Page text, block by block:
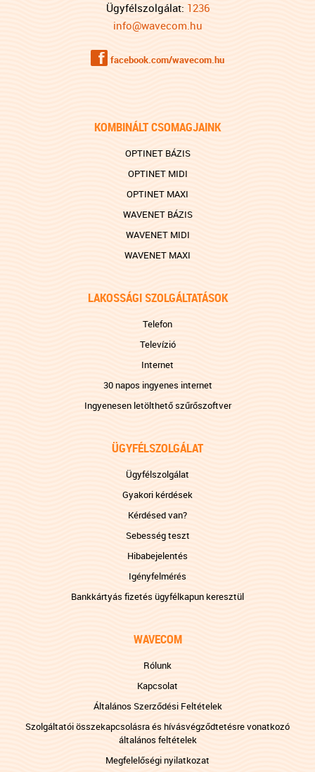
Ügyfélszolgálat: 1236
info@wavecom.hu
f facebook.com/wavecom.hu
KOMBINÁLT CSOMAGJAINK
OPTINET BÁZIS
OPTINET MIDI
OPTINET MAXI
WAVENET BÁZIS
WAVENET MIDI
WAVENET MAXI
LAKOSSÁGI SZOLGÁLTATÁSOK
Telefon
Televízió
Internet
30 napos ingyenes internet
Ingyenesen letölthető szűrőszoftver
ÜGYFÉLSZOLGÁLAT
Ügyfélszolgálat
Gyakori kérdések
Kérdésed van?
Sebesség teszt
Hibabejelentés
Igényfelmérés
Bankkártyás fizetés ügyfélkapun keresztül
WAVECOM
Rólunk
Kapcsolat
Általános Szerződési Feltételek
Szolgáltatói összekapcsolásra és hívásvégződtetésre vonatkozó
általános feltételek
Megfelelőségi nyilatkozat